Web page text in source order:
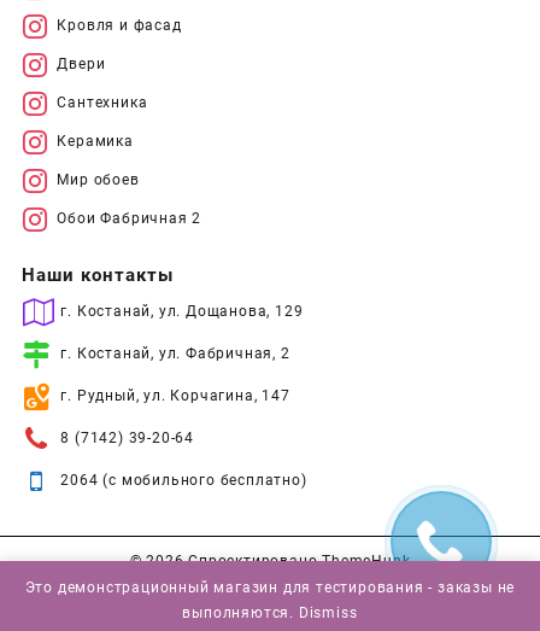
Кровля и фасад
Двери
Сантехника
Керамика
Мир обоев
Обои Фабричная 2
Наши контакты
г. Костанай, ул. Дощанова, 129
г. Костанай, ул. Фабричная, 2
г. Рудный, ул. Корчагина, 147
8 (7142) 39-20-64
2064 (с мобильного бесплатно)
© 2026Спроектировано ThemeHunk
Это демонстрационный магазин для тестирования - заказы не
выполняются. Dismiss